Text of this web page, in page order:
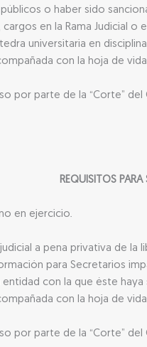
o haber sido
en la Rama Judicial
universitaria en
con la hoja de
por parte de la “Corte”
REQUISITOS PARA
en ejercicio.
a pena privativa de
para Secretarios
con la que éste
con la hoja de
por parte de la “Corte”